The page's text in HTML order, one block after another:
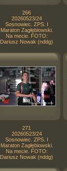
266
20260523/24
Sosnowiec. ZPS. I
Maraton Zagłębiowski.
Na mecie. FOTO:
Dariusz Nowak (nddg)
271
20260523/24
Sosnowiec. ZPS. I
Maraton Zagłębiowski.
Na mecie. FOTO:
Dariusz Nowak (nddg)